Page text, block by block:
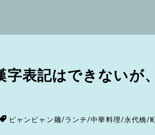
表記はできないが
ビャンビャン麺/ランチ/中華料理/永代橋/